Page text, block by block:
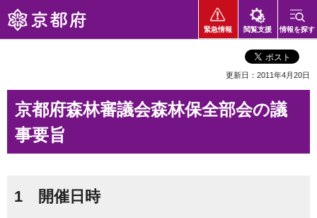
京都府
緊急情報 閲覧支援 情報を探す
更新日：2011年4月20日
京都府森林審議会森林保全部会の議
事要旨
1 開催日時